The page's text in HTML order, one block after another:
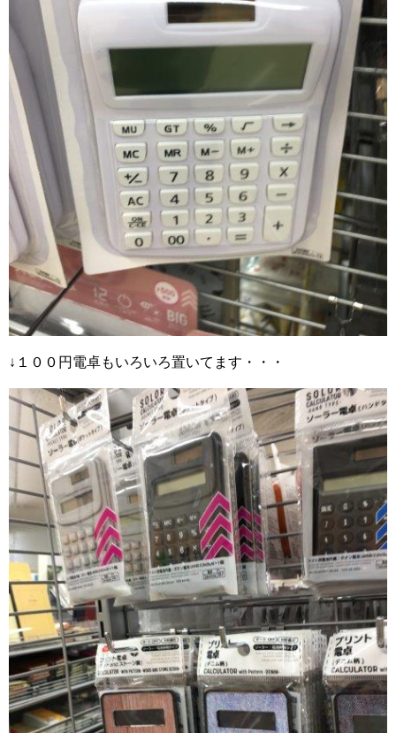
↓１００円電卓もいろいろ置いてます・・・